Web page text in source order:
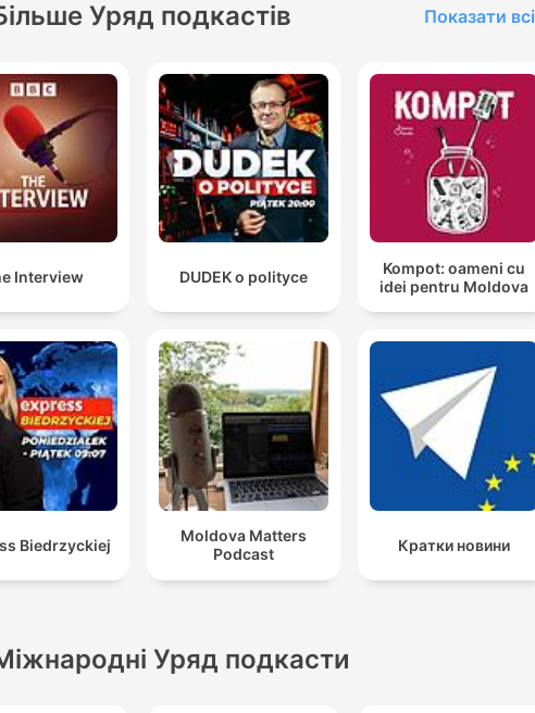
just me – about the issues
Уряд подкастів Показати всі
Interview DUDEK o polityce
Kompot: oameni cu
idei pentru Moldova
Biedrzyckiej
Moldova Matters
Podcast
Кратки новини
Уряд подкасти